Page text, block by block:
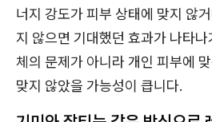
너지 강도가 피부 상태에 맞지 않
지 않으면 기대했던 효과가 나타
체의 문제가 아니라 개인 피부에
맞지 않았을 가능성이 큽니다.